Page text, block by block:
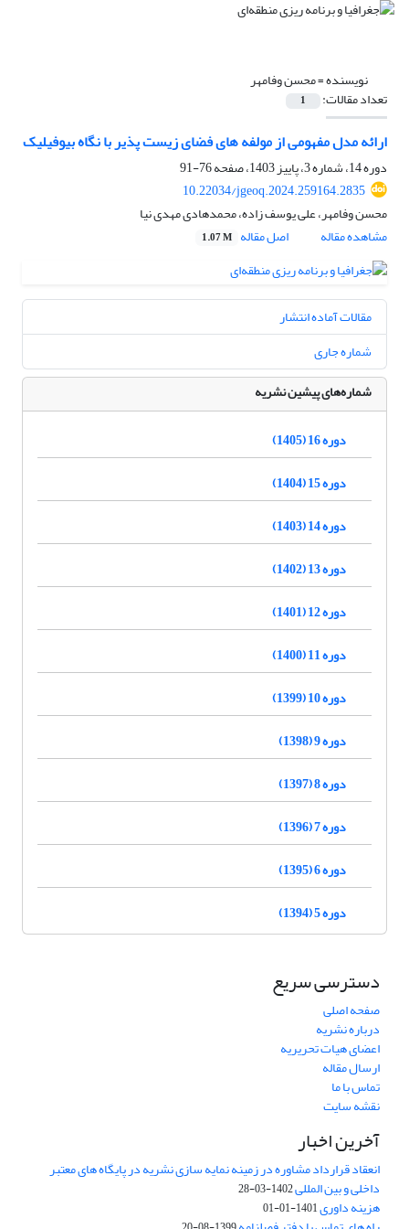
نویسنده =محسن وفامهر
تعداد مقالات: 1
ارائه مدل مفهومی از مولفه های فضای زیست پذیر با نگاه بیوفیلیک
دوره 14، شماره 3، پاییز 1403، صفحه
76-91
10.22034/jgeoq.2024.259164.2835
محسن وفامهر، علی یوسف زاده، محمدهادی مهدی نیا
مشاهده مقاله
اصل مقاله 1.07 M
مقالات آماده انتشار
شماره جاری
شماره‌های پیشین نشریه
دوره 16 (1405)
دوره 15 (1404)
دوره 14 (1403)
دوره 13 (1402)
دوره 12 (1401)
دوره 11 (1400)
دوره 10 (1399)
دوره 9 (1398)
دوره 8 (1397)
دوره 7 (1396)
دوره 6 (1395)
دوره 5 (1394)
دسترسی سریع
صفحه اصلی
درباره نشریه
اعضای هیات تحریریه
ارسال مقاله
تماس با ما
نقشه سایت
آخرین اخبار
انعقاد قرارداد مشاوره در زمینه نمایه سازی نشریه در پایگاه های معتبر
داخلی و بین المللی1402-03-28
هزینه داوری1401-01-01